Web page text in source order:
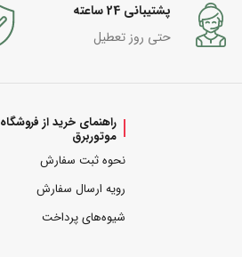
پشتیبانی 24 ساعته
حتی روز تعطیل
راهنمای خرید از فروشگاه
موتوربرق
نحوه ثبت سفارش
رویه ارسال سفارش
شیوه‌های پرداخت